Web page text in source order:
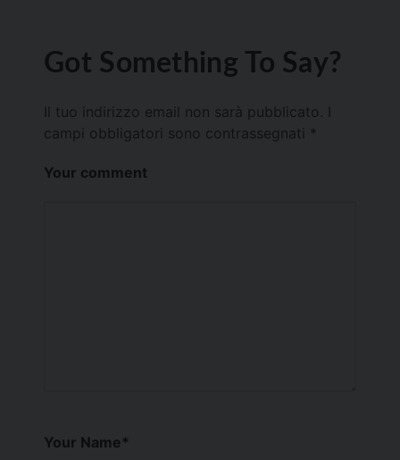
Got Something To Say?
Il tuo indirizzo email non sarà pubblicato.
campi obbligatori sono contrassegnati *
Your comment
Your Name*